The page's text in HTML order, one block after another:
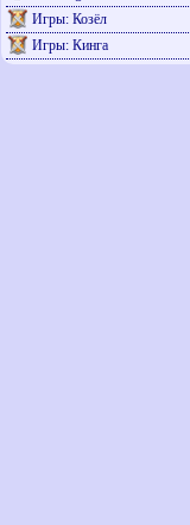
Игры: Козёл
Игры: Кинга